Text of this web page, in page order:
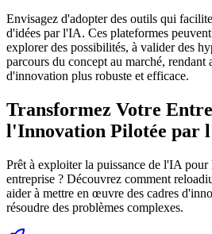
Envisagez d'adopter des outils qui
d'idées par l'IA. Ces plateformes
explorer des possibilités, à valider des
parcours du concept au marché, rendant
d'innovation plus robuste et efficace.
Transformez Votre
l'Innovation Pilotée par
Prêt à exploiter la puissance de l'IA pour
entreprise ? Découvrez comment
aider à mettre en œuvre des cadres
résoudre des problèmes complexes.